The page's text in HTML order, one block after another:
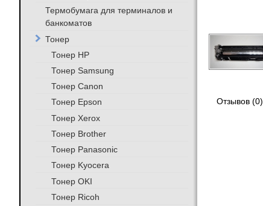
Отзывов (0)
Термобумага для терминалов и
банкоматов
Тонер
Тонер HP
Тонер Samsung
Тонер Canon
Тонер Epson
Тонер Xerox
Тонер Brother
Тонер Panasonic
Тонер Kyocera
Тонер OKI
Тонер Ricoh